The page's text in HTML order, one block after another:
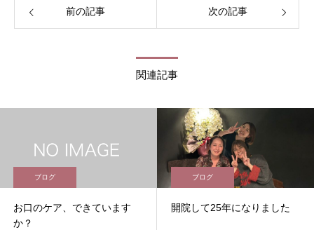
前の記事 次の記事
関連記事
ブログ
お口のケア、できています
か？
ブログ
開院して25年になりました